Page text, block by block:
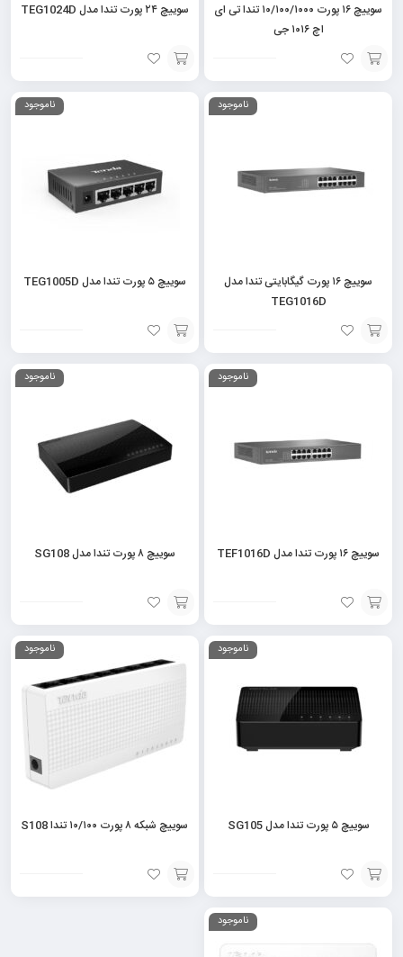
سوییچ ۱۶ پورت ۱۰/۱۰۰/۱۰۰۰ تندا تی ای
اچ ۱۰۱۶ جی
افزودن
سوییچ ۲۴ پورت تندا مدل TEG1024D
افزودن
ناموجود
سوییچ ۱۶ پورت گیگابایتی تندا مدل
TEG1016D
افزودن
ناموجود
سوییچ ۵ پورت تندا مدل TEG1005D
افزودن
ناموجود
سوییچ ۱۶ پورت تندا مدل TEF1016D
افزودن
ناموجود
سوییچ ۸ پورت تندا مدل SG108
افزودن
ناموجود
سوییچ ۵ پورت تندا مدل SG105
افزودن
ناموجود
سوییچ شبکه ۸ پورت ۱۰/۱۰۰ تندا S108
افزودن
ناموجود